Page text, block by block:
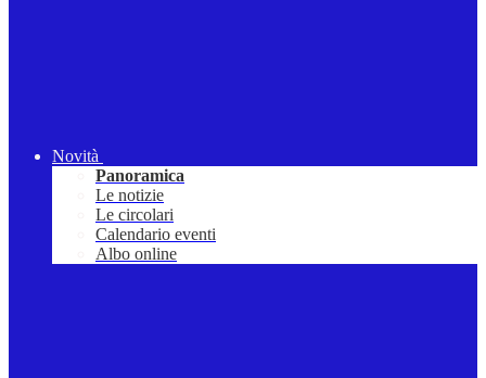
Novità
Panoramica
Le notizie
Le circolari
Calendario eventi
Albo online